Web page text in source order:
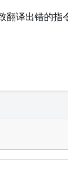
译出错的指